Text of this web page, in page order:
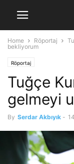
Home Röportaj
bekliyorum
Röportaj
Tuğçe
gelmeyi
By Serdar Akbıyık -